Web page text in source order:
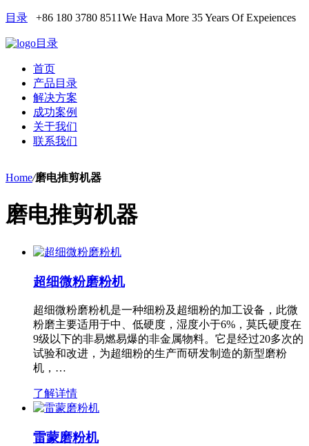
目录 +86 180 3780 8511We Hava More 35 Years Of Expeiences
目录
首页
产品目录
解决方案
成功案例
关于我们
联系我们
Home/磨电推剪机器
磨电推剪机器
超细微粉磨粉机
超细微粉磨粉机是一种细粉及超细粉的加工设备，此微
粉磨主要适用于中、低硬度，湿度小于6%，莫氏硬度在
9级以下的非易燃易爆的非金属物料。它是经过20多次的
试验和改进，为超细粉的生产而研发制造的新型磨粉
机，…
了解详情
雷蒙磨粉机